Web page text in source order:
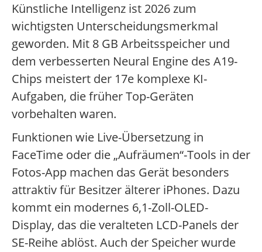
Künstliche Intelligenz ist 2026 zum
wichtigsten Unterscheidungsmerkmal
geworden. Mit 8 GB Arbeitsspeicher und
dem verbesserten Neural Engine des A19-
Chips meistert der 17e komplexe KI-
Aufgaben, die früher Top-Geräten
vorbehalten waren.
Funktionen wie Live-Übersetzung in
FaceTime oder die „Aufräumen“-Tools in der
Fotos-App machen das Gerät besonders
attraktiv für Besitzer älterer iPhones. Dazu
kommt ein modernes 6,1-Zoll-OLED-
Display, das die veralteten LCD-Panels der
SE-Reihe ablöst. Auch der Speicher wurde